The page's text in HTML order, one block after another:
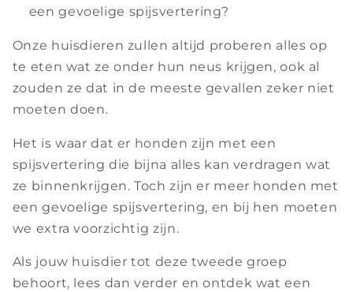
een gevoelige spijsvertering?
Onze huisdieren zullen altijd proberen alles op
te eten wat ze onder hun neus krijgen, ook al
zouden ze dat in de meeste gevallen zeker niet
moeten doen.
Het is waar dat er honden zijn met een
spijsvertering die bijna alles kan verdragen wat
ze binnenkrijgen. Toch zijn er meer honden met
een gevoelige spijsvertering, en bij hen moeten
we extra voorzichtig zijn.
Als jouw huisdier tot deze tweede groep
behoort, lees dan verder en ontdek wat een